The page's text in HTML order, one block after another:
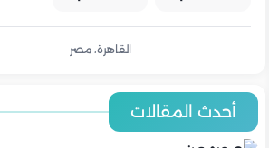
القاهرة، مصر
أحدث المقالات